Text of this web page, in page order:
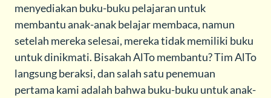
menyediakan buku-buku pelajaran untuk
membantu anak-anak belajar membaca, namun
setelah mereka selesai, mereka tidak memiliki buku
untuk dinikmati. Bisakah AlTo membantu? Tim AlTo
langsung beraksi, dan salah satu penemuan
pertama kami adalah bahwa buku-buku untuk anak-